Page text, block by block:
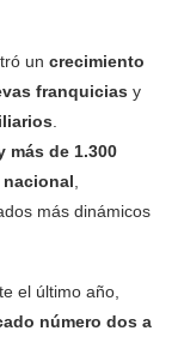
un crecimiento
franquicias y
más de 1.300
más dinámicos
el último año,
número dos a